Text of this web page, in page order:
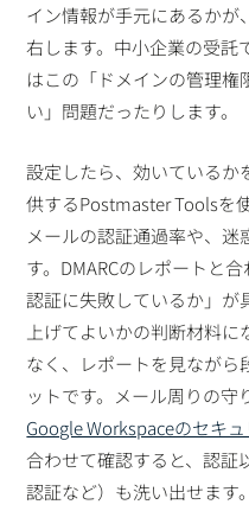
イン情報が手元にあるかが
右します。中小企業の受託
はこの「ドメインの管理
い」問題だったりします。
設定したら、効いているか
供するPostmaster Toolsを
メールの認証通過率や、
す。DMARCのレポートと
認証に失敗しているか」が
上げてよいかの判断材料
なく、レポートを見ながら
ットです。メール周りの守
Google Workspaceのセキ
合わせて確認すると、認証
認証など）も洗い出せます。